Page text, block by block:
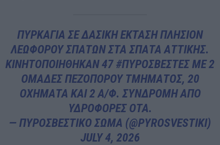
ΠΥΡΚΑΓΙΆ ΣΕ ΔΑΣΙΚΉ ΈΚΤΑΣΗ ΠΛΗΣΊΟΝ
ΛΕΩΦΌΡΟΥ ΣΠΑΤΏΝ ΣΤΑ ΣΠΆΤΑ ΑΤΤΙΚΉΣ.
ΚΙΝΗΤΟΠΟΙΉΘΗΚΑΝ 47 #ΠΥΡΟΣΒΈΣΤΕΣΜΕ 2
ΟΜΆΔΕΣ ΠΕΖΟΠΌΡΟΥ ΤΜΉΜΑΤΟΣ, 20
ΟΧΉΜΑΤΑ ΚΑΙ 2 Α/Φ. ΣΥΝΔΡΟΜΉ ΑΠΌ
ΥΔΡΟΦΌΡΕΣ ΟΤΑ.
— ΠΥΡΟΣΒΕΣΤΙΚΌ ΣΏΜΑ (@PYROSVESTIKI)
JULY 4, 2026